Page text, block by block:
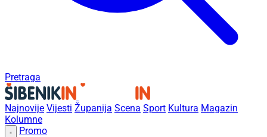
Pretraga
Najnovije Vijesti Županija Scena Sport Kultura Magazin
Kolumne
Promo